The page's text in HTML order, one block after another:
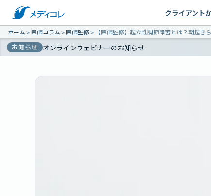
クライアント
ホーム＞医師コラム＞医師監修＞ 【医師監修】起立性調節障害とは？朝起き
お知らせ オンラインウェビナーのお知らせ